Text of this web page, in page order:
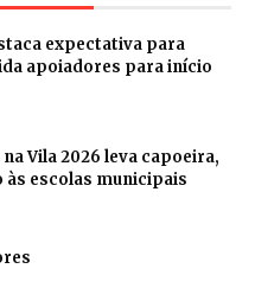
expectativa para
apoiadores para início
Vila 2026 leva capoeira,
às escolas municipais